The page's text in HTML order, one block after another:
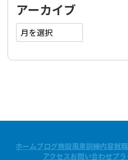
アーカイブ
ア
ー
イ
ホームブログ施設風景訓練内容就
アクセスお問い合わせプ